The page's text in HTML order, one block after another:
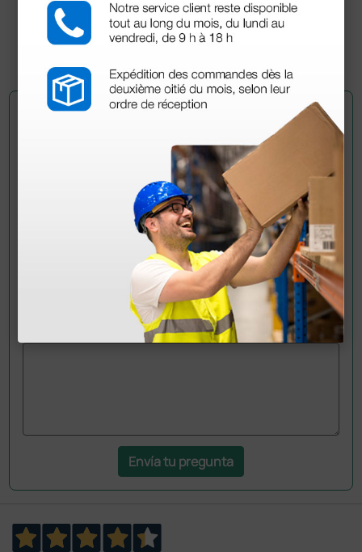
286,00 €
(Precio sin IVA)
Pregúntale a un colega
¿Todavía tienes alguna duda? ¿Necesitas más
Envía ahora mismo tu pregunta a los colegas que ya
han adquirido este producto.
Envía tu pregunta